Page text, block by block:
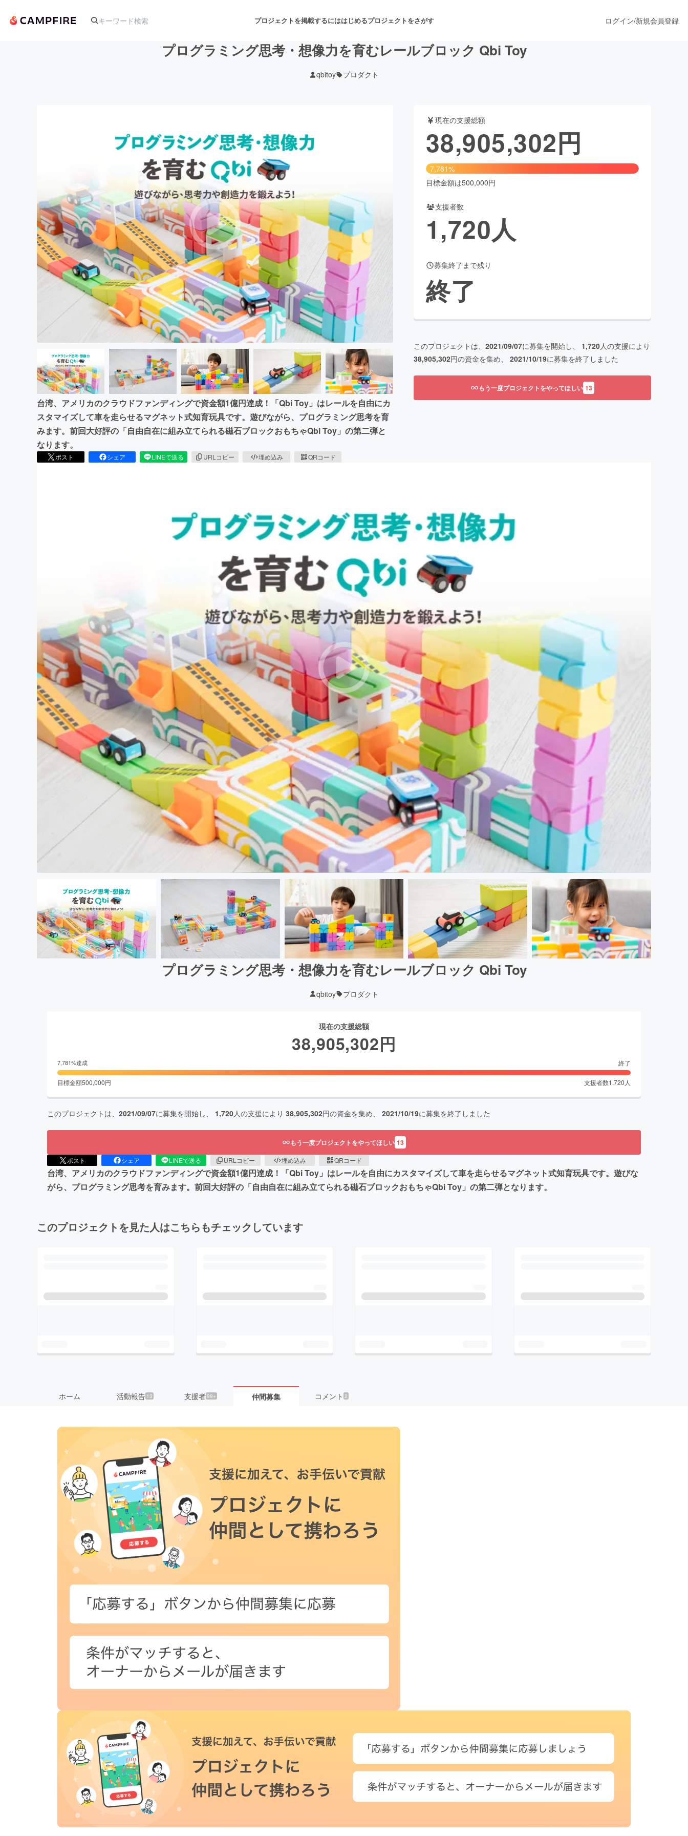
プロジェクトを掲載するにははじめるプロジェクトをさがす
舞台・パフォーマンス
テクノロジー・ガジェット ゲーム・サービス開発 ファッション
書籍・雑誌出版
ビジネス・起業 チャレンジ ビューティー・ヘルスケア
まちづくり・地域活性化
CAMPFIRE for Social Good CAMPFIRE Creation
CAMPFIREふるさと納税machi-ya
ログイン/新規会員登録
プログラミング思考・想像力を育むレールブロック Qbi Toy
qbitoy プロダクト
台湾、アメリカのクラウドファンディングで資金額1億円達成！「Qbi Toy」はレールを自由にカ
スタマイズして車を走らせるマグネット式知育玩具です。遊びながら、プログラミング思考を育
みます。前回大好評の「自由自在に組み立てられる磁石ブロックおもちゃQbi Toy」の第二弾と
なります。
ポスト シェア LINEで送る URLコピー 埋め込み QRコード
現在の支援総額
38,905,302円
7,781%
目標金額は500,000円
支援者数
1,720人
募集終了まで残り
終了
このプロジェクトは、 2021/09/07に募集を開始し、 1,720人の支援により
38,905,302円の資金を集め、 2021/10/19に募集を終了しました
もう一度プロジェクトをやってほしい 13
プログラミング思考・想像力を育むレールブロック Qbi Toy
qbitoy プロダクト
現在の支援総額
38,905,302円
7,781%達成 終了
目標金額500,000円 支援者数1,720 人
このプロジェクトは、 2021/09/07に募集を開始し、 1,720人の支援により 38,905,302円の資金を集め、 2021/10/19に募集を終了しました
もう一度プロジェクトをやってほしい 13
ポスト シェア LINEで送る URLコピー 埋め込み QRコード
台湾、アメリカのクラウドファンディングで資金額1億円達成！「Qbi Toy」はレールを自由にカスタマイズして車を走らせるマグネット式知育玩具です。遊びな
がら、プログラミング思考を育みます。前回大好評の「自由自在に組み立てられる磁石ブロックおもちゃQbi Toy」の第二弾となります。
このプロジェクトを見た人はこちらもチェックしています
ホーム 活動報告 13 支援者99+ 仲間募集 コメント 2